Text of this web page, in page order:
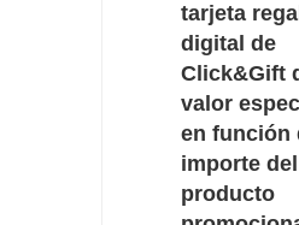
tarjeta
digital de
Click&Gift
valor
en función
importe del
producto